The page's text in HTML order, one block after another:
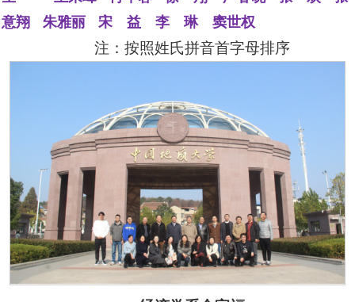
意翔
朱雅丽 宋 益 李 琳窦世权
注：按照姓氏拼音首字母排序